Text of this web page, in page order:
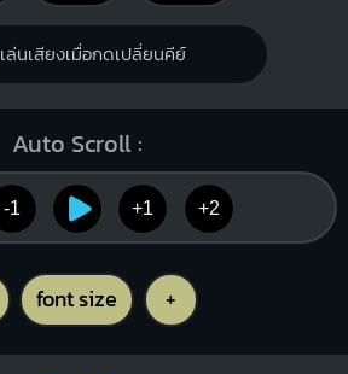
เล่นเสียงเมื่อกดเปลี่ยนคีย์
Auto Scroll :
-1 +1 +2
font size +